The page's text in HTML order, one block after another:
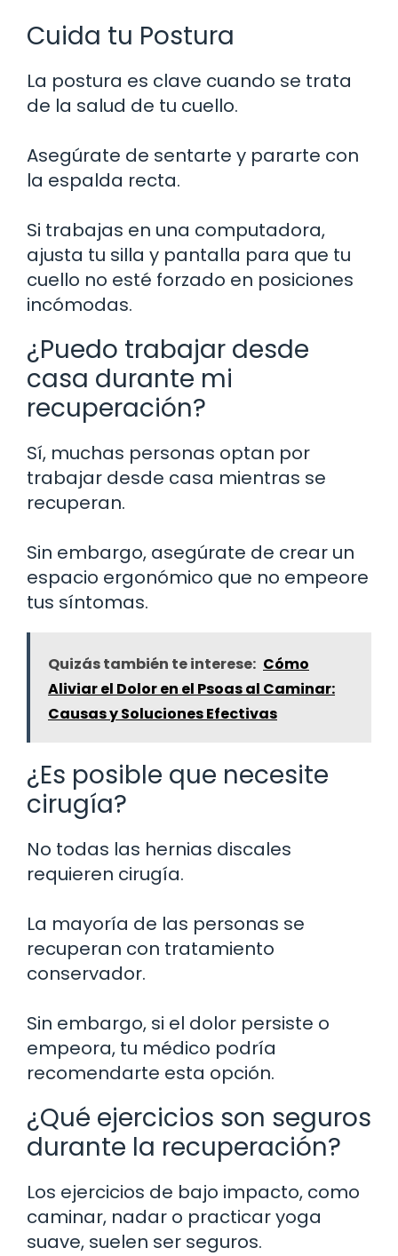
Cuida tu Postura
La postura es clave cuando se trata
de la salud de tu cuello.
Asegúrate de sentarte y pararte con
la espalda recta.
Si trabajas en una computadora,
ajusta tu silla y pantalla para que tu
cuello no esté forzado en posiciones
incómodas.
¿Puedo trabajar desde
casa durante mi
recuperación?
Sí, muchas personas optan por
trabajar desde casa mientras se
recuperan.
Sin embargo, asegúrate de crear un
espacio ergonómico que no empeore
tus síntomas.
Quizás también te interese: Cómo
Aliviar el Dolor en el Psoas al Caminar:
Causas y Soluciones Efectivas
¿Es posible que necesite
cirugía?
No todas las hernias discales
requieren cirugía.
La mayoría de las personas se
recuperan con tratamiento
conservador.
Sin embargo, si el dolor persiste o
empeora, tu médico podría
recomendarte esta opción.
¿Qué ejercicios son seguros
durante la recuperación?
Los ejercicios de bajo impacto, como
caminar, nadar o practicar yoga
suave, suelen ser seguros.